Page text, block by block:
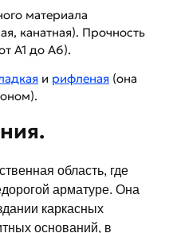
материала
канатная). Прочность
А1 до А6).
и рифленая (она
область, где
арматуре. Она
каркасных
оснований, в